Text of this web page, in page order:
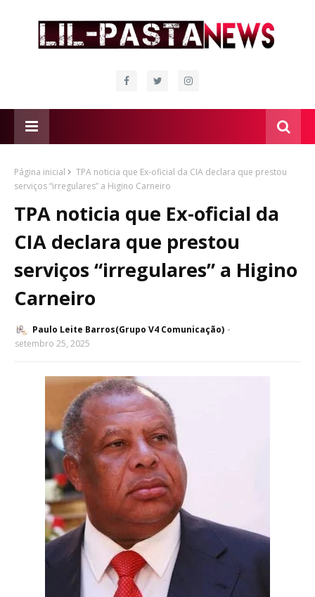
Página inicial
TPA noticia que Ex-oficial da CIA declara que prestou
serviços “irregulares” a Higino Carneiro
TPA noticia que Ex-oficial da
CIA declara que prestou
serviços “irregulares” a Higino
Carneiro
Paulo Leite Barros(Grupo V4 Comunicação)
setembro 25, 2025